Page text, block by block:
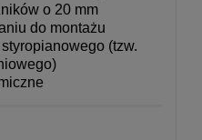
o 20 mm
do montażu
(tzw.